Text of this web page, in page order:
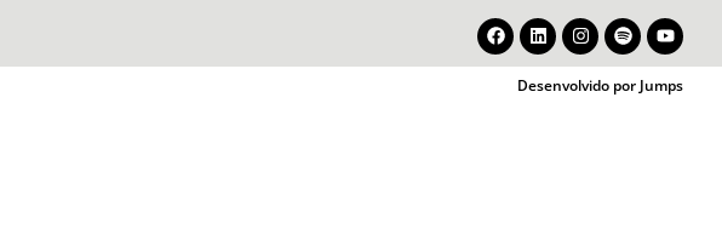
Desenvolvido por Jumps